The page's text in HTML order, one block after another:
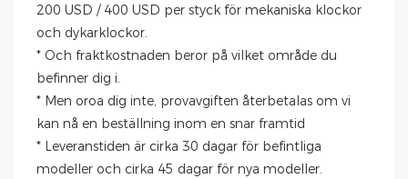
200 USD / 400 USD per styck för mekaniska klockor
och dykarklockor.
* Och fraktkostnaden beror på vilket område du
befinner dig i.
* Men oroa dig inte, provavgiften återbetalas om vi
kan nå en beställning inom en snar framtid
* Leveranstiden är cirka 30 dagar för befintliga
modeller och cirka 45 dagar för nya modeller.